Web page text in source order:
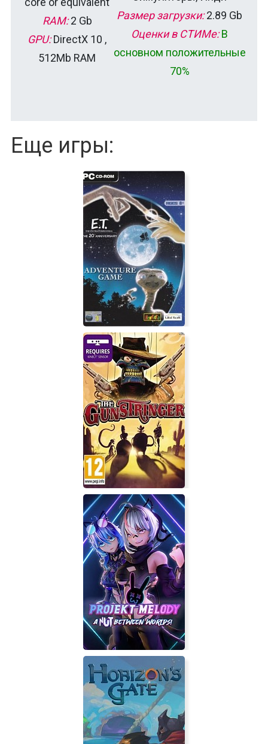
RAM:2 Gb
GPU:DirectX 10 ,
512Mb RAM
Размер загрузки:2.89 Gb
Оценки в СТИМе: В
основном положительные
70%
Еще игры:
E.T. Phone Home Adventure
The Gunstringer
Projekt Melody: A Nut Between